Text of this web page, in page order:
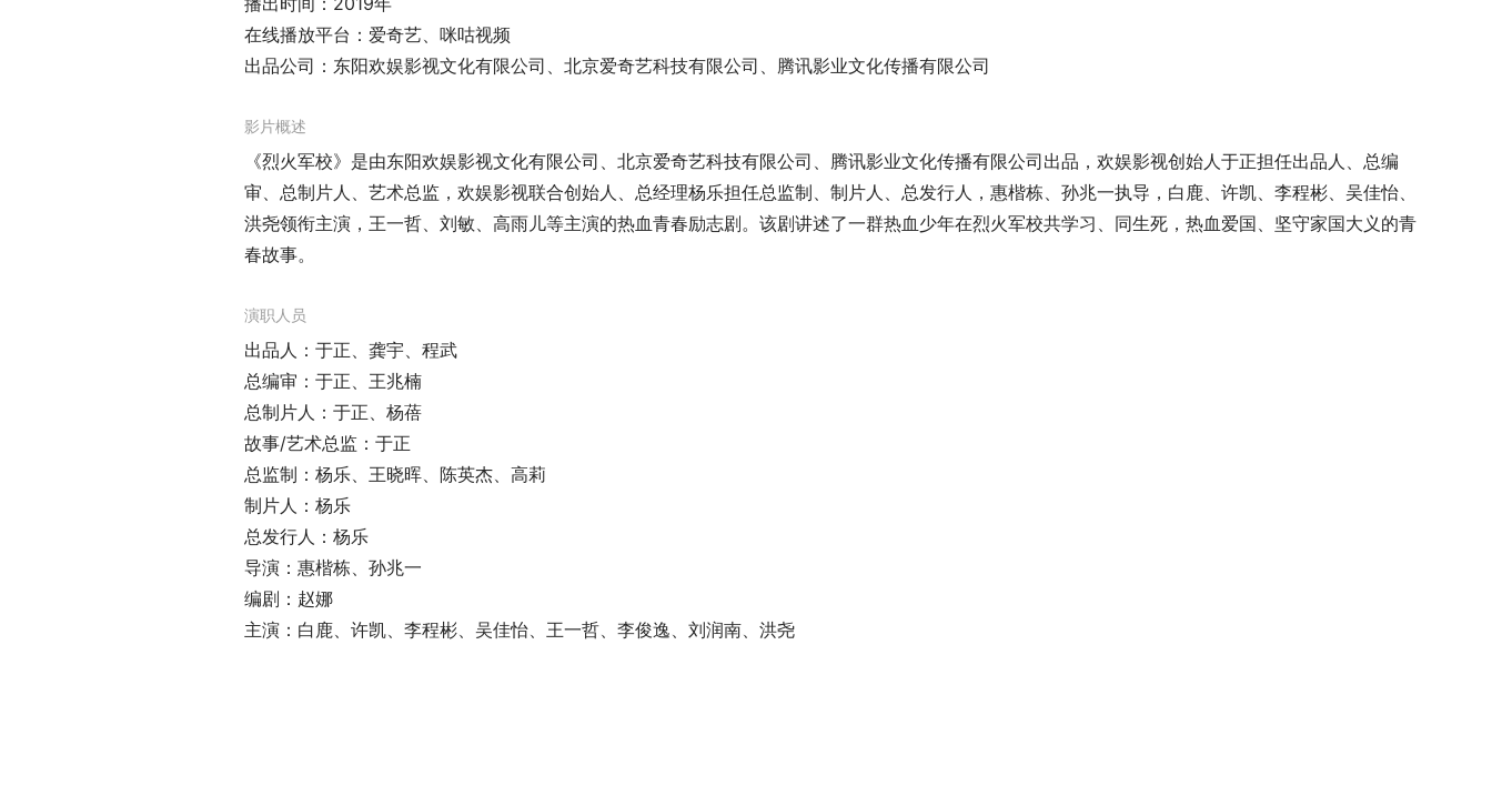
在线播放平台：爱奇艺、咪咕视频
出品公司：东阳欢娱影视文化有限公司、北京爱奇艺科技有限公司、腾讯影业文化传播有限公司
影片概述
《烈火军校》是由东阳欢娱影视文化有限公司、北京爱奇艺科技有限公司、腾讯影业文化传播有限公司出品，欢娱影视创始人于正担任出品人、总编
审、总制片人、艺术总监，欢娱影视联合创始人、总经理杨乐担任总监制、制片人、总发行人，惠楷栋、孙兆一执导，白鹿、许凯、李程彬、吴佳怡、
洪尧领衔主演，王一哲、刘敏、高雨儿等主演的热血青春励志剧。该剧讲述了一群热血少年在烈火军校共学习、同生死，热血爱国、坚守家国大义的青
春故事。
演职人员
出品人：于正、龚宇、程武
总编审：于正、王兆楠
总制片人：于正、杨蓓
故事/艺术总监：于正
总监制：杨乐、王晓晖、陈英杰、高莉
制片人：杨乐
总发行人：杨乐
导演：惠楷栋、孙兆一
编剧：赵娜
主演：白鹿、许凯、李程彬、吴佳怡、王一哲、李俊逸、刘润南、洪尧